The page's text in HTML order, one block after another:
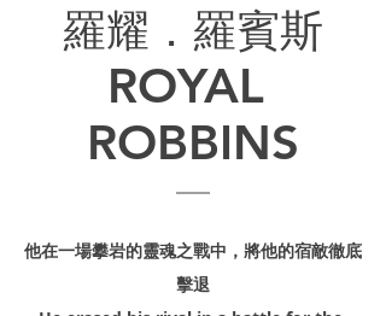
羅耀．羅賓斯
ROYAL
ROBBINS
他在一場攀岩的靈魂之戰中，將他的宿敵徹底
擊退